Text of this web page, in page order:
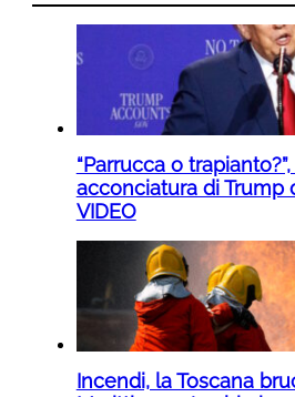
“Parrucca o
acconciatura di Trump
VIDEO
Incendi, la Toscana